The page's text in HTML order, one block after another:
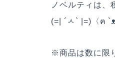
ノベルティは、
(=| ´ㅅ` |=)〈ฅ
※商品は数に限